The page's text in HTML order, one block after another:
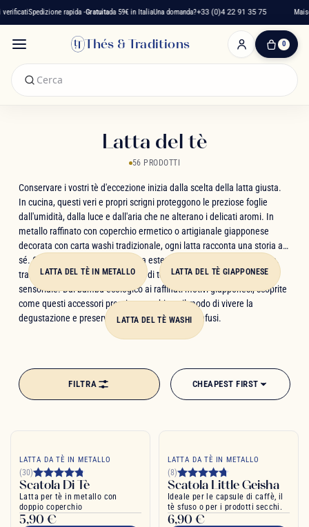
Spedizione rapida -Gratuitada 59€ in ItaliaUna domanda?+33 (0)4 22 91 35 75 Maison
Thés & Traditions 0
0
Latta del tè
56 PRODOTTI
Conservare i vostri tè d'eccezione inizia dalla scelta della latta giusta.
In cucina, questi veri e propri scrigni proteggono le preziose foglie
dall'umidità, dalla luce e dall'aria che ne alterano i delicati aromi. In
metallo raffinato con coperchio ermetico o artigianale giapponese
decorata con carta washi tradizionale, ogni latta racconta una storia a
sé. Oggetti che uniscono bellezza estetica e conservazione ottimale,
trasformando la vostra collezione di tè in un'autentica esperienza
sensoriale. Dal bambù ecologico ai raffinati motivi giapponesi, scoprite
come questi accessori premium cambiano il modo di vivere la
degustazione e preservano la qualità dei vostri infusi.
LATTA DEL TÈ IN METALLO LATTA DEL TÈ GIAPPONESE
LATTA DEL TÈ WASHI
FILTRA CHEAPEST FIRST
LATTA DA TÈ IN METALLO
(30)
Scatola Di Tè
Latta per tè in metallo con
doppio coperchio
5,90 €
LATTA DA TÈ IN METALLO
(8)
Scatola Little Geisha
Ideale per le capsule di caffè, il
tè sfuso o per i prodotti secchi.
6,90 €